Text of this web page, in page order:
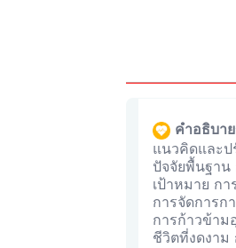
คำอธิบา
แนวคิดและป
ปัจจัยพื้นฐาน
เป้าหมาย ก
การจัดการก
การก้าวข้าม
ชีวิตที่งดงาม